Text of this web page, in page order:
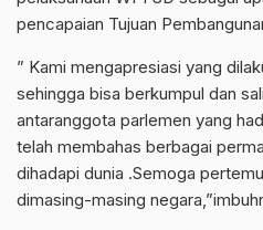
pencapaian Tujuan
” Kami mengapresiasi yang
sehingga bisa berkumpul dan
antaranggota parlemen yang
telah membahas berbagai
dihadapi dunia .Semoga
dimasing-masing